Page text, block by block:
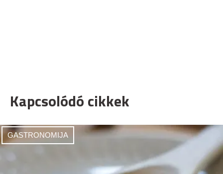
Kapcsolódó cikkek
GASTRONOMIJA